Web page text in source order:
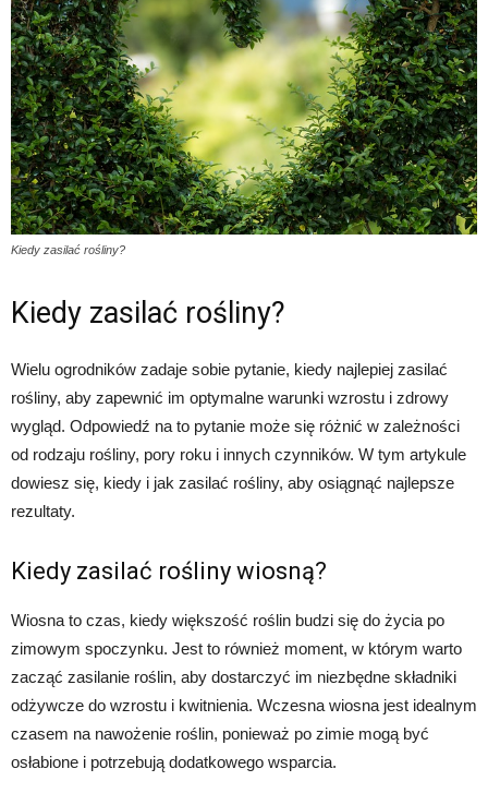
Kiedy zasilać rośliny?
Kiedy zasilać rośliny?
Wielu ogrodników zadaje sobie pytanie, kiedy najlepiej zasilać
rośliny, aby zapewnić im optymalne warunki wzrostu i zdrowy
wygląd. Odpowiedź na to pytanie może się różnić w zależności
od rodzaju rośliny, pory roku i innych czynników. W tym artykule
dowiesz się, kiedy i jak zasilać rośliny, aby osiągnąć najlepsze
rezultaty.
Kiedy zasilać rośliny wiosną?
Wiosna to czas, kiedy większość roślin budzi się do życia po
zimowym spoczynku. Jest to również moment, w którym warto
zacząć zasilanie roślin, aby dostarczyć im niezbędne składniki
odżywcze do wzrostu i kwitnienia. Wczesna wiosna jest idealnym
czasem na nawożenie roślin, ponieważ po zimie mogą być
osłabione i potrzebują dodatkowego wsparcia.